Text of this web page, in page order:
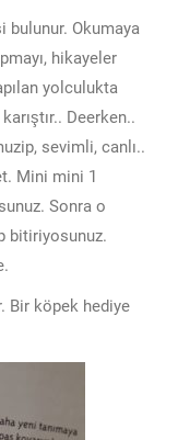
bulunur. Okumaya
hikayeler
yolculukta
Deerken..
sevimli, canlı..
Mini mini 1
Sonra o
bitiriyosunuz.
Bir köpek hediye